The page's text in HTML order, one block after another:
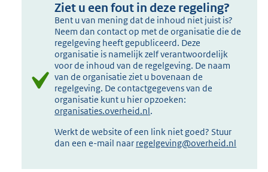
Ziet u een fout in deze regeling?
Bent u van mening dat de inhoud niet juist is?
Neem dan contact op met de organisatie die de
regelgeving heeft gepubliceerd. Deze
organisatie is namelijk zelf verantwoordelijk
voor de inhoud van de regelgeving. De naam
van de organisatie ziet u bovenaan de
regelgeving. De contactgegevens van de
organisatie kunt u hier opzoeken:
organisaties.overheid.nl.
Werkt de website of een link niet goed? Stuur
dan een e-mail naar regelgeving@overheid.nl